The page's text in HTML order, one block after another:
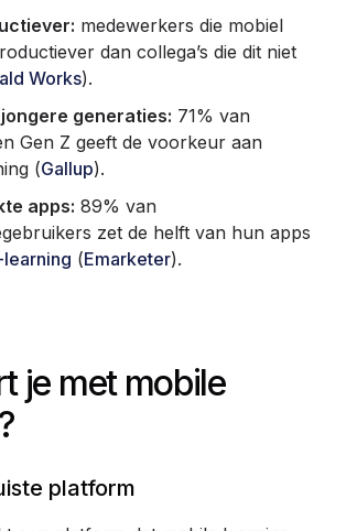
medewerkers die mobiel
dan collega’s die dit niet
Works).
generaties: 71% van
Gen Z geeft de voorkeur aan
(Gallup).
apps: 89% van
zet de helft van hun apps
(Emarketer).
je met mobile
platform